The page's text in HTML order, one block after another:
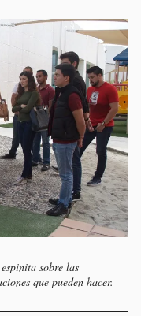
sobre las
que pueden hacer.